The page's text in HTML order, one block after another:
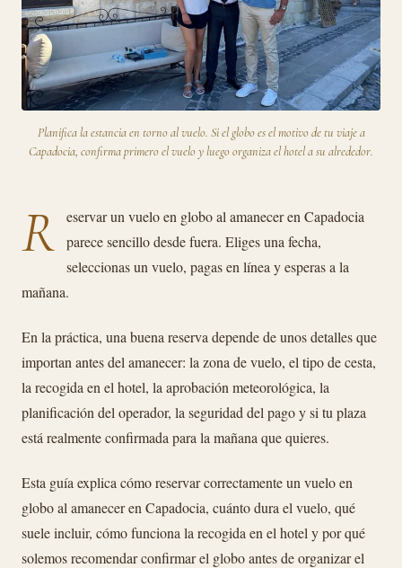
Planifica la estancia en torno al vuelo. Si el globo es el motivo de tu viaje a
Capadocia, confirma primero el vuelo y luego organiza el hotel a su alrededor.
R
eservar un vuelo en globo al amanecer en Capadocia
parece sencillo desde fuera. Eliges una fecha,
seleccionas un vuelo, pagas en línea y esperas a la
mañana.
En la práctica, una buena reserva depende de unos detalles que
importan antes del amanecer: la zona de vuelo, el tipo de cesta,
la recogida en el hotel, la aprobación meteorológica, la
planificación del operador, la seguridad del pago y si tu plaza
está realmente confirmada para la mañana que quieres.
Esta guía explica cómo reservar correctamente un vuelo en
globo al amanecer en Capadocia, cuánto dura el vuelo, qué
suele incluir, cómo funciona la recogida en el hotel y por qué
solemos recomendar confirmar el globo antes de organizar el